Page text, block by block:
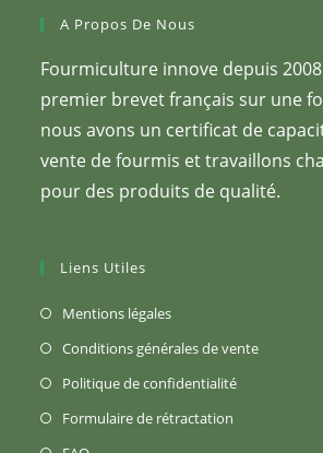
A Propos De Nous
Fourmiculture innove depuis
premier brevet français sur une
nous avons un certificat de
vente de fourmis et travaillons
pour des produits de qualité.
Liens Utiles
Mentions légalesS’ouvre
nouvel
onglet
Conditions générales de venteS’ouvre
Politique de confidentialitéS’ouvre
Formulaire de rétractation